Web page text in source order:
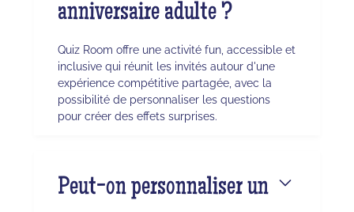
anniversaire adulte ?
Quiz Room offre une activité fun, accessible et
inclusive qui réunit les invités autour d'une
expérience compétitive partagée, avec la
possibilité de personnaliser les questions
pour créer des effets surprises.
Peut-on personnaliser un